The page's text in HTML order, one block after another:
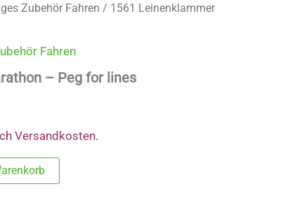
Zubehör Fahren / 1561 Leinenklammer
Fahren
– Peg for lines
Versandkosten.